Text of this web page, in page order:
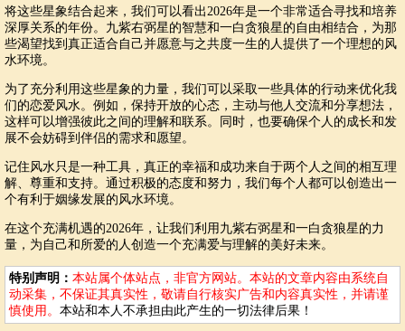
将这些星象结合起来，我们可以看出2026年是一个非常适合寻找和培养
深厚关系的年份。九紫右弼星的智慧和一白贪狼星的自由相结合，为那
些渴望找到真正适合自己并愿意与之共度一生的人提供了一个理想的风
水环境。
为了充分利用这些星象的力量，我们可以采取一些具体的行动来优化我
们的恋爱风水。例如，保持开放的心态，主动与他人交流和分享想法，
这样可以增强彼此之间的理解和联系。同时，也要确保个人的成长和发
展不会妨碍到伴侣的需求和愿望。
记住风水只是一种工具，真正的幸福和成功来自于两个人之间的相互理
解、尊重和支持。通过积极的态度和努力，我们每个人都可以创造出一
个有利于姻缘发展的风水环境。
在这个充满机遇的2026年，让我们利用九紫右弼星和一白贪狼星的力
量，为自己和所爱的人创造一个充满爱与理解的美好未来。
特别声明： 本站属个体站点，非官方网站。本站的文章内容由系统自
动采集，不保证其真实性，敬请自行核实广告和内容真实性，并请谨
慎使用。 本站和本人不承担由此产生的一切法律后果！